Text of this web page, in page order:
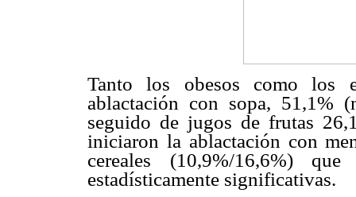
Tanto los obesos como los
ablactación con sopa, 51,1%
seguido de jugos de frutas
iniciaron la ablactación con
cereales (10,9%/16,6%)
estadísticamente significativas.